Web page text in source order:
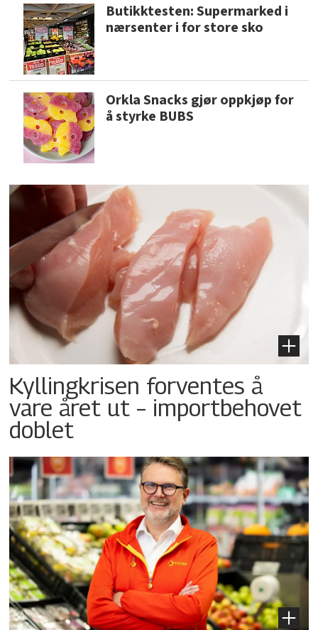
Butikktesten: Supermarked i
nærsenter i for store sko
Orkla Snacks gjør oppkjøp for
å styrke BUBS
Kyllingkrisen forventes å
vare året ut – importbehovet
doblet